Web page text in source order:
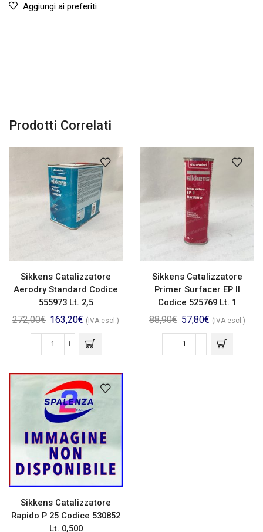
Aggiungi ai preferiti
Prodotti Correlati
Sikkens Catalizzatore
Aerodry Standard Codice
555973 Lt. 2,5
272,00€ 163,20€ (IVA escl.)
Sikkens Catalizzatore
Primer Surfacer EP II
Codice 525769 Lt. 1
88,90€ 57,80€ (IVA escl.)
Sikkens Catalizzatore
Rapido P 25 Codice 530852
Lt. 0,500